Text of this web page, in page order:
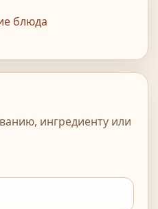
блюда
ингредиенту или